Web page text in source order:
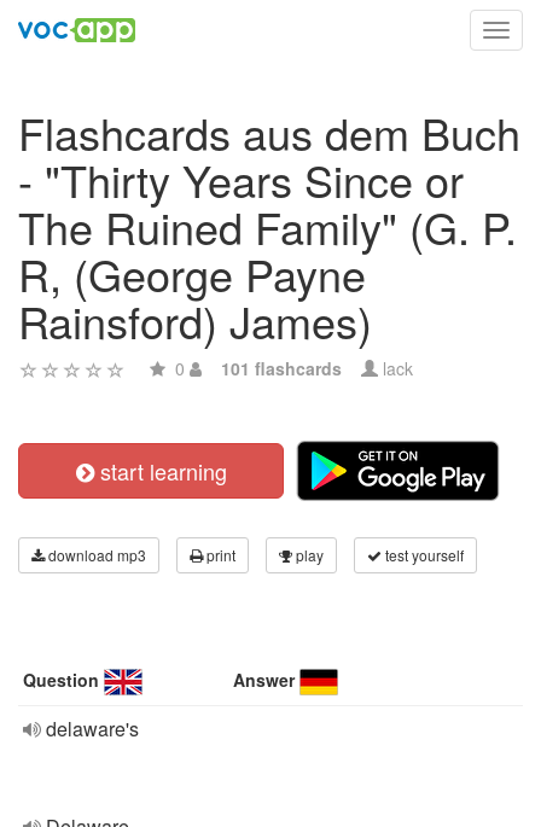
Flashcards aus dem Buch
- "Thirty Years Since or
The Ruined Family" (G. P.
R, (George Payne
Rainsford) James)
0 101 flashcards lack
start learning
download mp3 print play test yourself
Question Answer
delaware's